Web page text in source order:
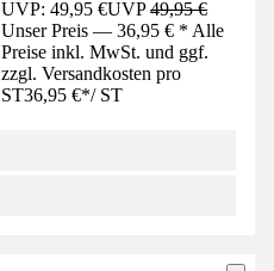
UVP: 49,95 €UVP49,95 €
Unser Preis — 36,95 € * Alle
Preise inkl. MwSt. und ggf.
zzgl. Versandkosten pro
ST36,95 €*/ ST